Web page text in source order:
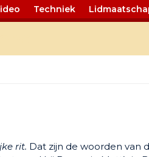
Techniek
rit. Dat zijn de woorden van